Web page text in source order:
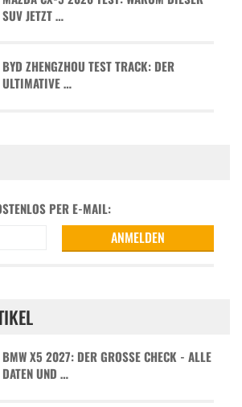
SUV JETZT …
BYD ZHENGZHOU TEST TRACK: DER
ULTIMATIVE …
PER E-MAIL:
BMW X5 2027: DER GROSSE CHECK - ALLE D
ATEN UND …